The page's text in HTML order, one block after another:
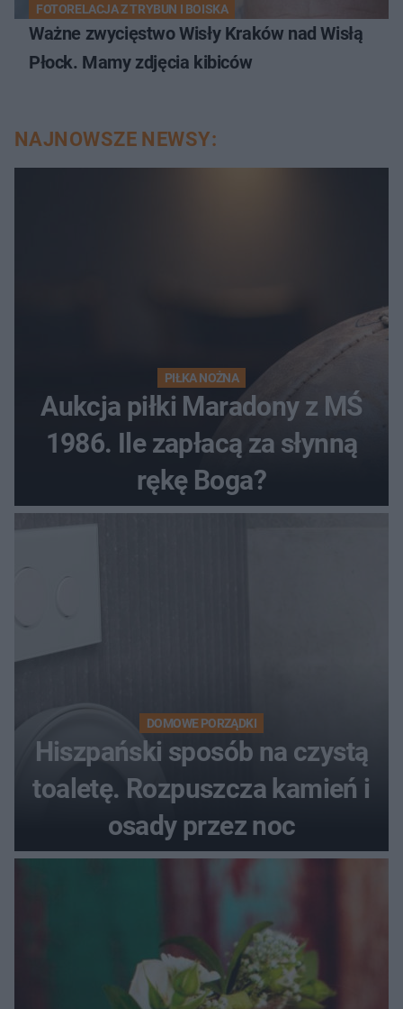
FOTORELACJA Z TRYBUN I BOISKA
Ważne zwycięstwo Wisły Kraków nad Wisłą
Płock. Mamy zdjęcia kibiców
NAJNOWSZE NEWSY:
PIŁKA NOŻNA
Aukcja piłki Maradony z MŚ
1986. Ile zapłacą za słynną
rękę Boga?
DOMOWE PORZĄDKI
Hiszpański sposób na czystą
toaletę. Rozpuszcza kamień i
osady przez noc